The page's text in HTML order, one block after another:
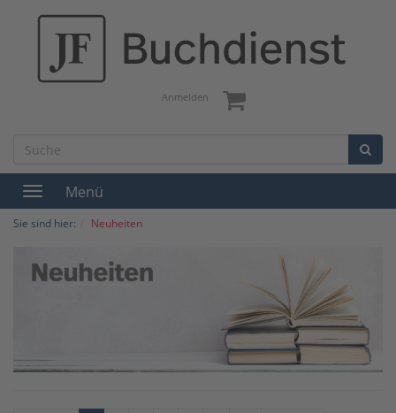
Anmelden
Toggle
navigation
Menü
Sie sind hier: Neuheiten